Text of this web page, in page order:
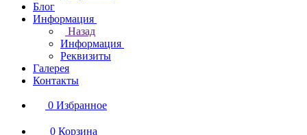
Блог
Информация
Назад
Информация
Реквизиты
Галерея
Контакты
0 Избранное
0 Корзина